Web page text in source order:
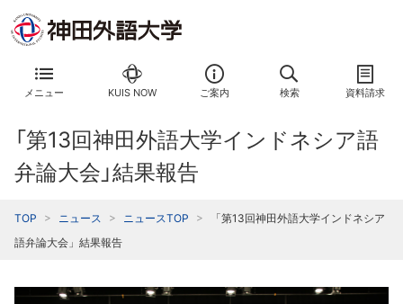
メニュー KUIS NOW ご案内 検索 資料請求
「第13回神田外語大学インドネシア語
弁論大会」結果報告
TOP ニュース ニュースTOP
「第13回神田外語大学インドネシア
語弁論大会」結果報告